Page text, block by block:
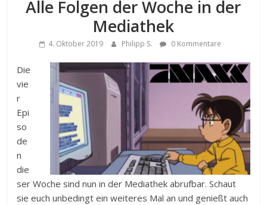
Alle Folgen der Woche in der
Mediathek
4. Oktober 2019 Philipp S. 0 Kommentare
Die
vie
r
Epi
so
de
n
die
ser Woche sind nun in der Mediathek abrufbar. Schaut
sie euch unbedingt ein weiteres Mal an und genießt auch